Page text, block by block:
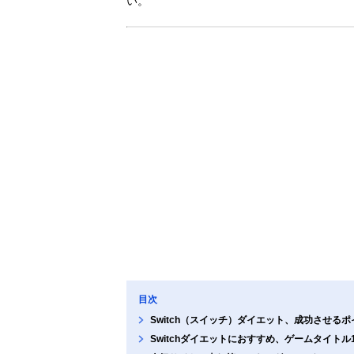
目次
Switch（スイッチ）ダイエット、成功させるポ
Switchダイエットにおすすめ、ゲームタイトル